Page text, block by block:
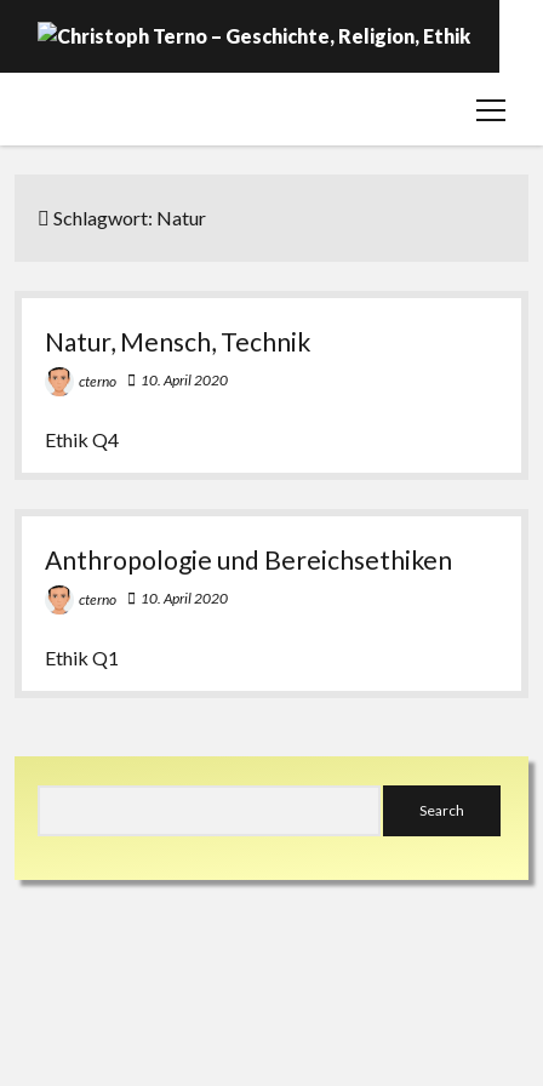
open
Religion
Über …
Schlagwort: Natur
Natur, Mensch, Technik
cterno 10. April 2020
Ethik Q4
Anthropologie und Bereichsethiken
cterno 10. April 2020
Ethik Q1
Sidebar